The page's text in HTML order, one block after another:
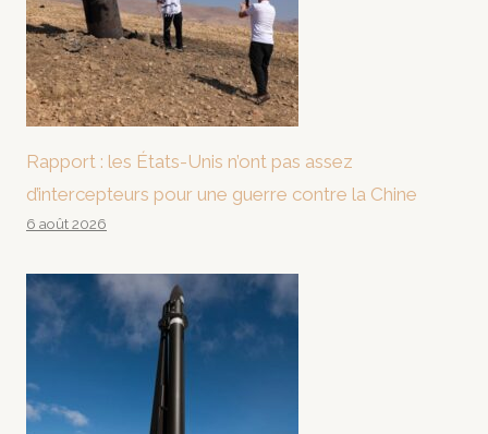
Rapport : les États-Unis n’ont pas assez
d’intercepteurs pour une guerre contre la Chine
6 août 2026